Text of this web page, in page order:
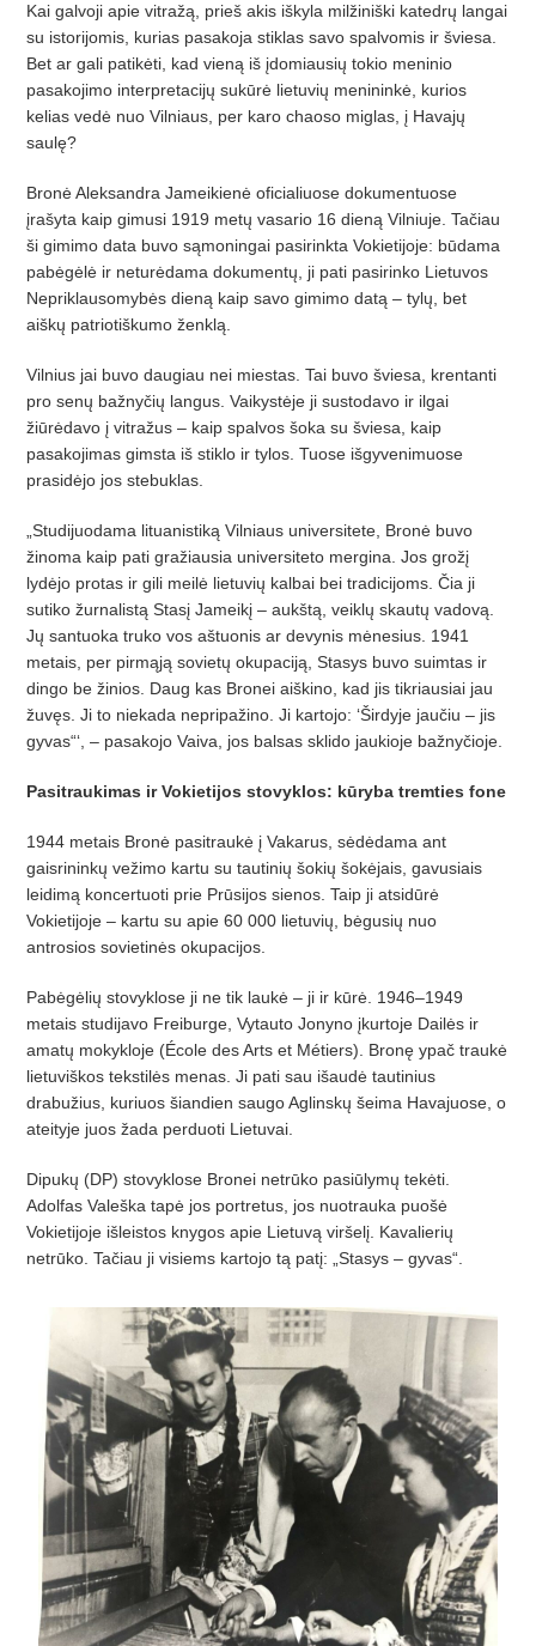
Kai galvoji apie vitražą, prieš akis iškyla milžiniški katedrų langai
su istorijomis, kurias pasakoja stiklas savo spalvomis ir šviesa.
Bet ar gali patikėti, kad vieną iš įdomiausių tokio meninio
pasakojimo interpretacijų sukūrė lietuvių menininkė, kurios
kelias vedė nuo Vilniaus, per karo chaoso miglas, į Havajų
saulę?
Bronė Aleksandra Jameikienė oficialiuose dokumentuose
įrašyta kaip gimusi 1919 metų vasario 16 dieną Vilniuje. Tačiau
ši gimimo data buvo sąmoningai pasirinkta Vokietijoje: būdama
pabėgėlė ir neturėdama dokumentų, ji pati pasirinko Lietuvos
Nepriklausomybės dieną kaip savo gimimo datą – tylų, bet
aiškų patriotiškumo ženklą.
Vilnius jai buvo daugiau nei miestas. Tai buvo šviesa, krentanti
pro senų bažnyčių langus. Vaikystėje ji sustodavo ir ilgai
žiūrėdavo į vitražus – kaip spalvos šoka su šviesa, kaip
pasakojimas gimsta iš stiklo ir tylos. Tuose išgyvenimuose
prasidėjo jos stebuklas.
„Studijuodama lituanistiką Vilniaus universitete, Bronė buvo
žinoma kaip pati gražiausia universiteto mergina. Jos grožį
lydėjo protas ir gili meilė lietuvių kalbai bei tradicijoms. Čia ji
sutiko žurnalistą Stasį Jameikį – aukštą, veiklų skautų vadovą.
Jų santuoka truko vos aštuonis ar devynis mėnesius. 1941
metais, per pirmąją sovietų okupaciją, Stasys buvo suimtas ir
dingo be žinios. Daug kas Bronei aiškino, kad jis tikriausiai jau
žuvęs. Ji to niekada nepripažino. Ji kartojo: ‘Širdyje jaučiu – jis
gyvas“‘, – pasakojo Vaiva, jos balsas sklido jaukioje bažnyčioje.
Pasitraukimas ir Vokietijos stovyklos: kūryba tremties fone
1944 metais Bronė pasitraukė į Vakarus, sėdėdama ant
gaisrininkų vežimo kartu su tautinių šokių šokėjais, gavusiais
leidimą koncertuoti prie Prūsijos sienos. Taip ji atsidūrė
Vokietijoje – kartu su apie 60 000 lietuvių, bėgusių nuo
antrosios sovietinės okupacijos.
Pabėgėlių stovyklose ji ne tik laukė – ji ir kūrė. 1946–1949
metais studijavo Freiburge, Vytauto Jonyno įkurtoje Dailės ir
amatų mokykloje (École des Arts et Métiers). Bronę ypač traukė
lietuviškos tekstilės menas. Ji pati sau išaudė tautinius
drabužius, kuriuos šiandien saugo Aglinskų šeima Havajuose, o
ateityje juos žada perduoti Lietuvai.
Dipukų (DP) stovyklose Bronei netrūko pasiūlymų tekėti.
Adolfas Valeška tapė jos portretus, jos nuotrauka puošė
Vokietijoje išleistos knygos apie Lietuvą viršelį. Kavalierių
netrūko. Tačiau ji visiems kartojo tą patį: „Stasys – gyvas“.